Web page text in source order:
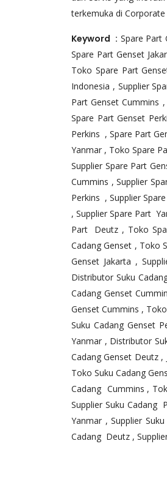
terkemuka di Corporate
Keyword : Spare Part
Spare Part Genset
Toko Spare Part
Indonesia , Supplier
Part Genset Cummins
Spare Part Genset
Perkins , Spare Part
Yanmar , Toko Spare
Supplier Spare Part
Cummins , Supplier
Perkins , Supplier
, Supplier Spare Part
Part Deutz , Toko
Cadang Genset , Toko
Genset Jakarta ,
Distributor Suku
Cadang Genset
Genset Cummins ,
Suku Cadang Genset
Yanmar , Distributor
Cadang Genset Deutz ,
Toko Suku Cadang
Cadang Cummins ,
Supplier Suku Cadang
Yanmar , Supplier
Cadang Deutz ,